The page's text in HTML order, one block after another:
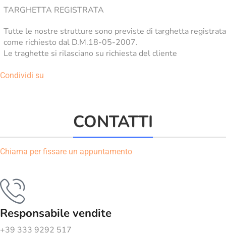
TARGHETTA REGISTRATA
Tutte le nostre strutture sono previste di targhetta registrata
come richiesto dal D.M.18-05-2007.
Le traghette si rilasciano su richiesta del cliente
Condividi su
CONTATTI
Chiama per fissare un appuntamento
Responsabile vendite
+39 333 9292 517